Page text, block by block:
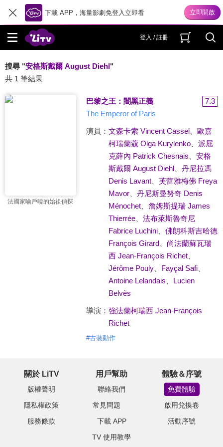
下載 APP，海量影劇免登入立即看
登入 / 註冊
搜尋 "安格斯戴爾 August Diehl"
共 1 筆結果
法國家喻戶曉的始祖偵探
巴黎之王：闇黑正義
7.3
The Emperor of Paris
演員： 文森卡索 Vincent Cassel、 歐嘉
柯瑞蘭蔻 Olga Kurylenko、 派屈
克薛內 Patrick Chesnais
安格
斯戴爾 August Diehl、 丹尼拉馮
Denis Lavant、 芙蕾雅梅佛 Freya
Mavor、 丹尼斯曼努奇 Denis
Ménochet、 詹姆斯提瑞 James
Thierrée、 法布萊斯魯奇尼
Fabrice Luchini、 佛朗科斯吉哈德
François Girard、 尚法蘭蘇瓦瑞
西 Jean-François Richet、
Jérôme Pouly、 Fayçal Safi、
Antoine Lelandais
Lucien
Belvès
導演： 強法蘭柯瑞西 Jean-François
Richet
#古裝動作
關於 LiTV
版權聲明
隱私權政策
服務條款
用戶幫助
聯絡我們
常見問題
下載 APP
TV 使用教學
體驗＆序號
免費體驗
啟用兌換卷
活動序號